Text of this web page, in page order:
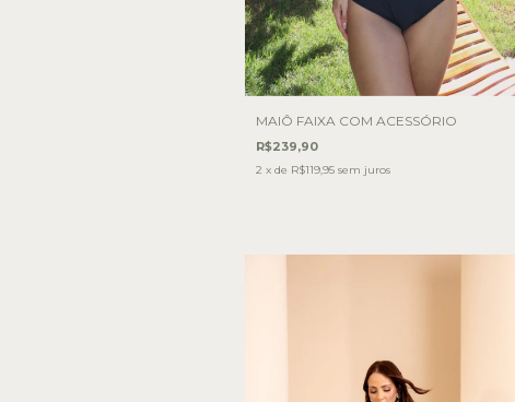
MAIÔ FAIXA COM ACESSÓRIO
R$239,90
2 x de R$119,95 sem juros